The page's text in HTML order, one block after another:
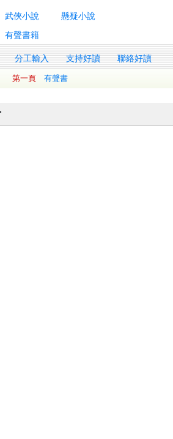
武俠小說
懸疑小說
有聲書籍
分工輸入 支持好讀 聯絡好讀
第一頁 有聲書